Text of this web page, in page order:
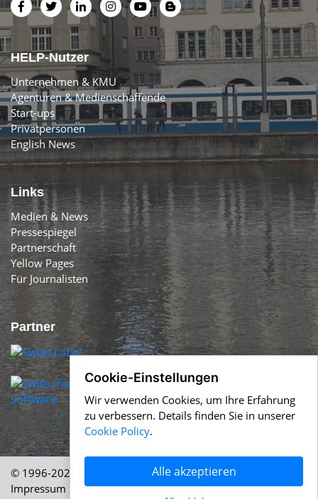
HELP-Nutzer
Unternehmen & KMU
Agenturen & Medienschaffende
Start-ups
Privatpersonen
English News
Links
Medien & News
Pressespiegel
Partnerschaft
Yellow Pages
Für Journalisten
Partner
© 1996-2026 Swiss-Press.com & Help.ch Über uns
Impressum
AGB|Nutzung|Cookie Policy|Datenschutz
Cookie-Einstellungen
Wir verwenden Cookies, um Ihre Erfahrung
zu verbessern. Details finden Sie in unserer
Cookie Policy.
Alle akzeptieren